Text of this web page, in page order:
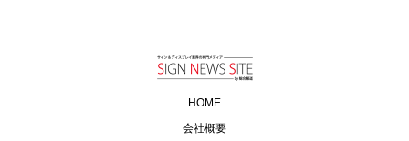
HOME
会社概要